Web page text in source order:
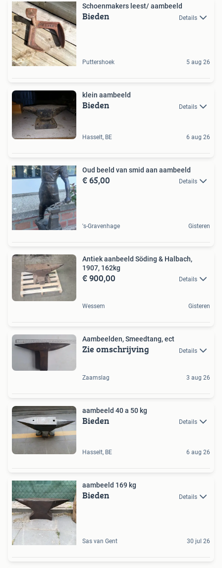
Schoenmakers leest/ aambeeld
Bieden Details
Puttershoek 5 aug 26
klein aambeeld
Bieden Details
Hasselt, BE 6 aug 26
Oud beeld van smid aan aambeeld
€ 65,00 Details
's-Gravenhage Gisteren
Antiek aanbeeld Söding & Halbach,
1907, 162kg
€ 900,00 Details
Wessem Gisteren
Aambeelden, Smeedtang, ect
Zie omschrijving Details
Zaamslag 3 aug 26
aambeeld 40 a 50 kg
Bieden Details
Hasselt, BE 6 aug 26
aambeeld 169 kg
Bieden Details
Sas van Gent 30 jul 26